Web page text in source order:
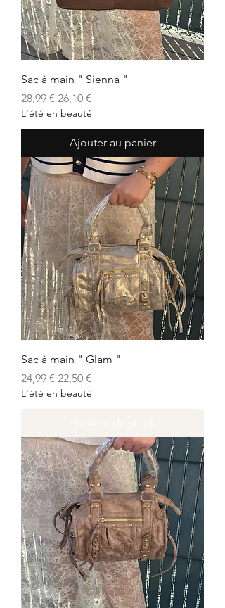
Sac à main " Sienna "
Prix original
28,99 € Prix promotionnel
26,10 €
L'été en beauté
Ajouter au panier
Sac à main " Glam "
Prix original
24,99 € Prix promotionnel
22,50 €
L'été en beauté